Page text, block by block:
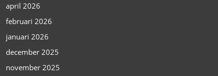
april 2026
februari 2026
januari 2026
december 2025
november 2025